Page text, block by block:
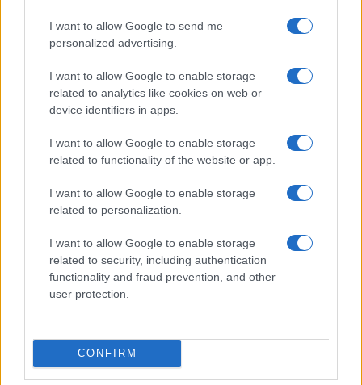
I want to allow Google to send me
personalized advertising.
I want to allow Google to enable storage
related to analytics like cookies on web or
device identifiers in apps.
I want to allow Google to enable storage
related to functionality of the website or app.
I want to allow Google to enable storage
related to personalization.
I want to allow Google to enable storage
related to security, including authentication
functionality and fraud prevention, and other
user protection.
CONFIRM
sull’evento nerd di Perugia
Andrea Conforti · 6 Ago 2026
NERD NEWS